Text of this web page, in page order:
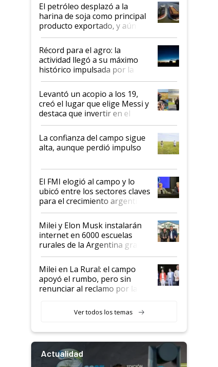
El petróleo desplazó a la
harina de soja como principal
producto exportado, y aún así
el agro aportó casi seis de cada
diez dólares y sostuvo el
liderazgo en un semestre
récord
Récord para el agro: la
actividad llegó a su máximo
histórico impulsada por la
cosecha y las exportaciones
Levantó un acopio a los 19,
creó el lugar que elige Messi y
destaca que invertir en el
kirchnerismo era como "darle
plata a un hijo para droga":
Juan Félix Rossetti, el libertario
que de una dura crisis salió
de Milei
La confianza del campo sigue
alta, aunque perdió impulso
El FMI elogió al campo y lo
ubicó entre los sectores claves
para el crecimiento argentino
Milei y Elon Musk instalarán
internet en 6000 escuelas
rurales de la Argentina gracias
a un acuerdo con Starlink
Milei en La Rural: el campo
apoyó el rumbo, pero sin
renunciar al reclamo por las
Ver todos los temas
Actualidad